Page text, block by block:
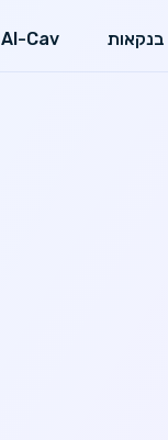
בנקאות AI-Cav